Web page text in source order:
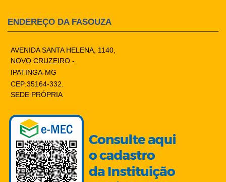
ENDEREÇO DA FASOUZA
AVENIDA SANTA HELENA, 1140,
NOVO CRUZEIRO -
IPATINGA-MG
CEP:35164-332.
SEDE PRÓPRIA